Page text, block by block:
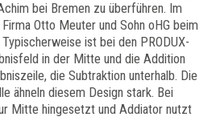
bei Bremen zu überführen. Im
Otto Meuter und Sohn oHG beim
ist bei den PRODUX-
in der Mitte und die Addition
die Subtraktion unterhalb. Die
ähneln diesem Design stark. Bei
Mitte hingesetzt und Addiator nutzt